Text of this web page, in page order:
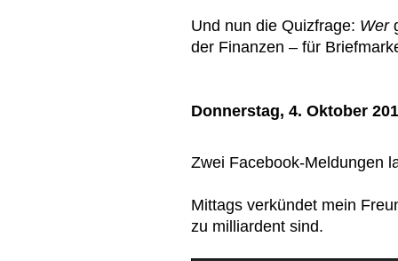
Und nun die Quizfrage: Wer
der Finanzen – für
Donnerstag, 4. Oktober
Zwei Facebook-Meldungen
Mittags verkündet mein
zu milliardent sind.